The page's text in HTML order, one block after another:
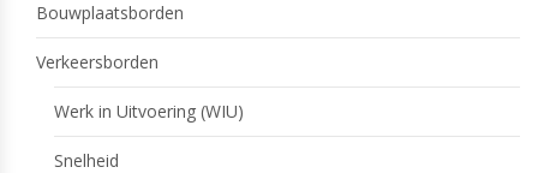
Bouwplaatsborden
Verkeersborden
Werk in Uitvoering (WIU)
Snelheid